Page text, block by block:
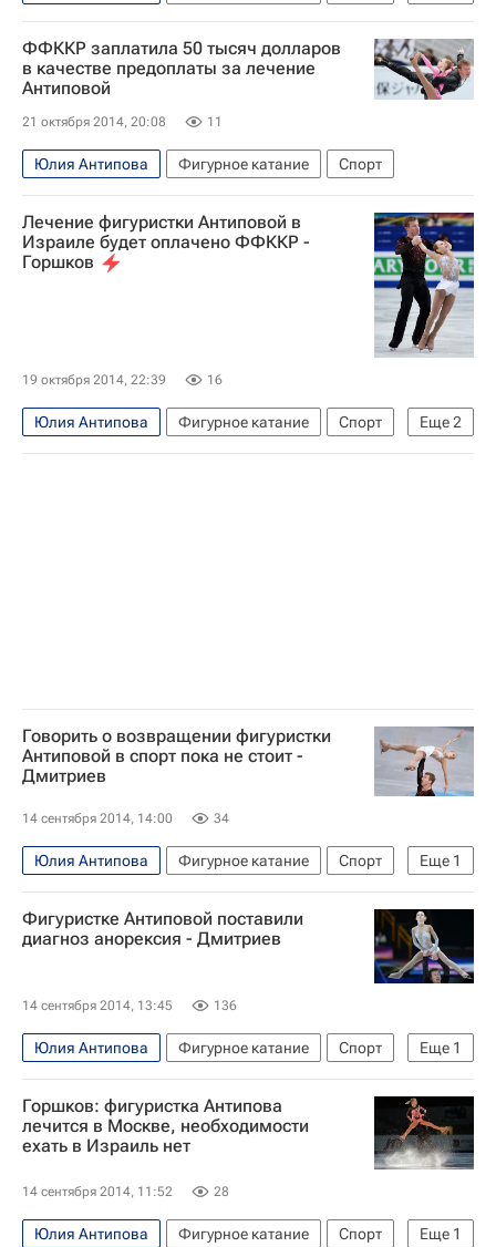
Нодари Маисурадзе Евгений Плющенко
ФФККР заплатила 50 тысяч долларов
в качестве предоплаты за лечение
Антиповой
21 октября 2014, 20:08 11
Юлия Антипова Фигурное катание Спорт
Лечение фигуристки Антиповой в
Израиле будет оплачено ФФККР -
Горшков
19 октября 2014, 22:39 16
Еще2
Юлия Антипова Фигурное катание
Спорт
Александр Горшков (хоккей)
Говорить о возвращении фигуристки
Антиповой в спорт пока не стоит -
Дмитриев
14 сентября 2014, 14:00 34
Еще 1
Юлия Антипова Фигурное катание
Спорт
Артур Дмитриев
Фигуристке Антиповой поставили
диагноз анорексия - Дмитриев
14 сентября 2014, 13:45 136
Еще 1
Юлия Антипова Фигурное катание
Спорт
Артур Дмитриев
Горшков: фигуристка Антипова
лечится в Москве, необходимости
ехать в Израиль нет
14 сентября 2014, 11:52 28
Еще 1
Юлия Антипова Фигурное катание
Спорт